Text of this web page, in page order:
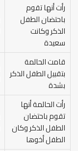
رأت أنها تقوم
باحتضان الطفل
الذكر وكانت
سعيدة
قامت الحالمة
بتقبيل الطفل الذكر
بشدة
رأت الحالمة أنها
تقوم باحتضان
الطفل الذكر وكان
الطفل أخوها